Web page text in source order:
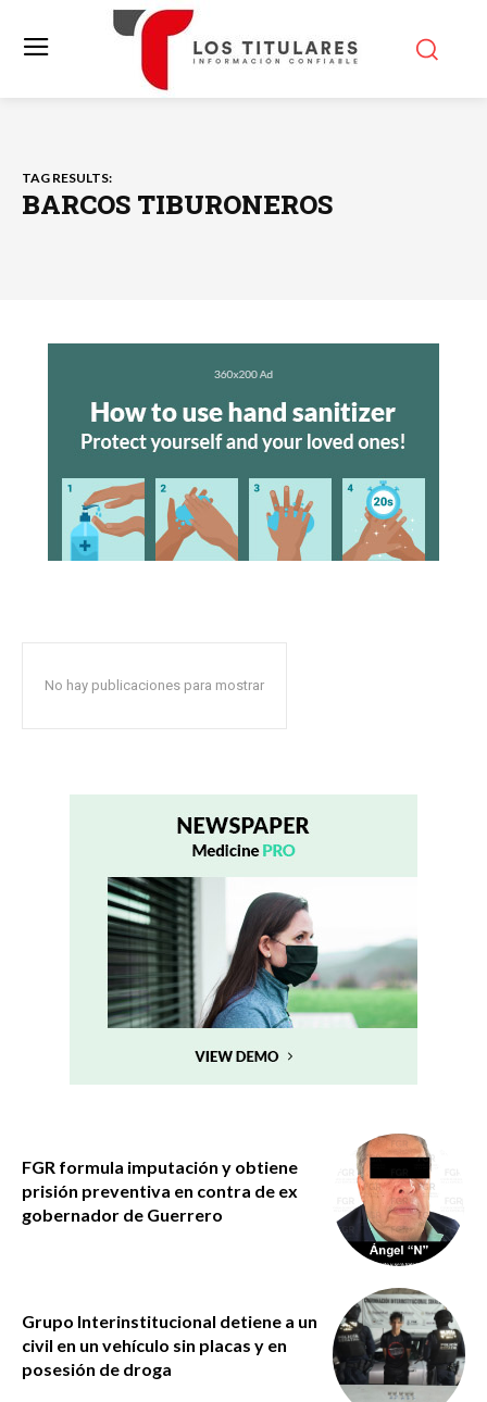
TAG RESULTS:
BARCOS TIBURONEROS
No hay publicaciones para mostrar
FGR formula imputación y obtiene
prisión preventiva en contra de ex
gobernador de Guerrero
Grupo Interinstitucional detiene a un
civil en un vehículo sin placas y en
posesión de droga